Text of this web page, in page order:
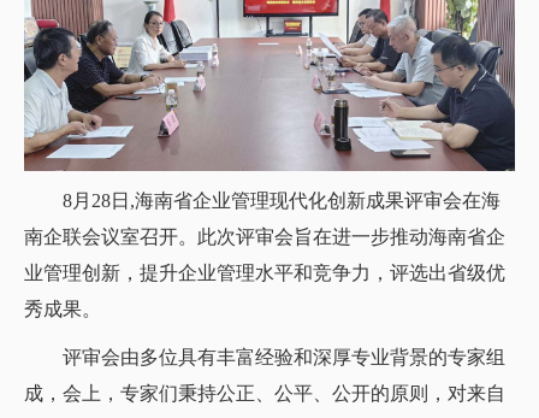
8月28日,海南省企业管理现代化创新成果评审会在海
南企联会议室召开。此次评审会旨在进一步推动海南省企
业管理创新，提升企业管理水平和竞争力，评选出省级优
秀成果。
评审会由多位具有丰富经验和深厚专业背景的专家组
成，会上，专家们秉持公正、公平、公开的原则，对来自